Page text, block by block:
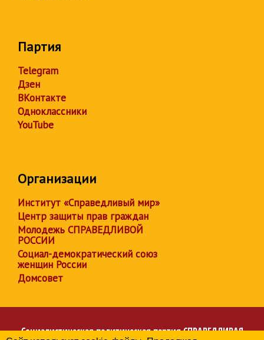
Партия
Telegram
Дзен
ВКонтакте
Одноклассники
YouTube
Организации
Институт «Справедливый мир»
Центр защиты прав граждан
Молодежь СПРАВЕДЛИВОЙ
РОССИИ
Социал-демократический союз
женщин России
Домсовет
Социалистическая политическая партияСПРАВЕДЛИВАЯ